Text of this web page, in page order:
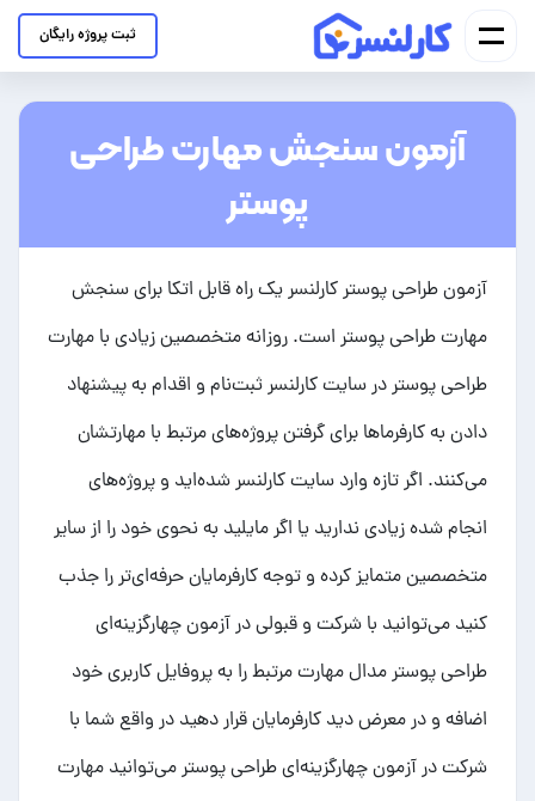
ثبت پروژه رایگان
آزمون سنجش مهارت طراحی
پوستر
آزمون طراحی پوستر کارلنسر یک راه قابل اتکا برای سنجش
مهارت طراحی پوستر است. روزانه متخصصین زیادی با مهارت
طراحی پوستر در سایت کارلنسر ثبت‌نام و اقدام به پیشنهاد
دادن به کارفرماها برای گرفتن پروژه‌های مرتبط با مهارتشان
می‌کنند. اگر تازه وارد سایت کارلنسر شده‌اید و پروژه‌های
انجام شده زیادی ندارید یا اگر مایلید به نحوی خود را از سایر
متخصصین متمایز کرده و توجه کارفرمایان حرفه‌ای‌تر را جذب
کنید می‌توانید با شرکت و قبولی در آزمون چهارگزینه‌ای
طراحی پوستر مدال مهارت مرتبط را به پروفایل کاربری خود
اضافه و در معرض دید کارفرمایان قرار دهید در واقع شما با
شرکت در آزمون چهارگزینه‌ای طراحی پوستر می‌توانید مهارت